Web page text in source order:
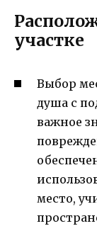
участке
Выбор
душа с
важное
место,